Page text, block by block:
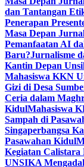
dan Tantangan
Penerapan
Masa Depan
Pemanfaatan AI
Baru?Jurnalisme
Kantin Depan
Mahasiswa KKN
Gizi di Desa
Ceria dalam
KidulMahasiswa
Sampah di
Singaperbangsa
Pasawahan Kidul
Kegiatan Calistara
UNSIKA